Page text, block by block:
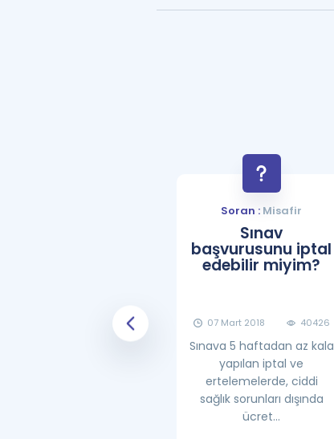
25862
Soran : Misafir
Sınav
başvurusunu iptal
edebilir miyim?
07 Mart 2018 40426
Sınava 5 haftadan az kala
yapılan iptal ve
ertelemelerde, ciddi
sağlık sorunları dışında
ücret...